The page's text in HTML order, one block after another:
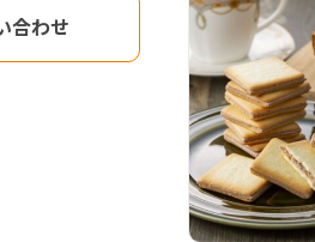
合わせ